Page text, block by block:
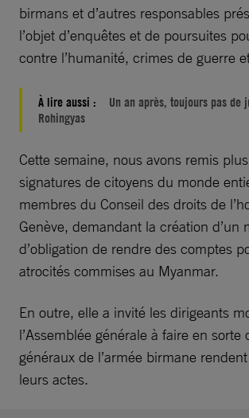
birmans et d’autres responsables
l’objet d’enquêtes et de poursuites
contre l’humanité, crimes de guerre
À lire aussi :
Un an après, toujours pas de
Rohingyas
Cette semaine, nous avons remis
signatures de citoyens du monde
membres du Conseil des droits de
Genève, demandant la création d’un
d’obligation de rendre des comptes
atrocités commises au Myanmar.
En outre, elle a invité les dirigeants
l’Assemblée générale à faire en sorte
généraux de l’armée birmane
leurs actes.